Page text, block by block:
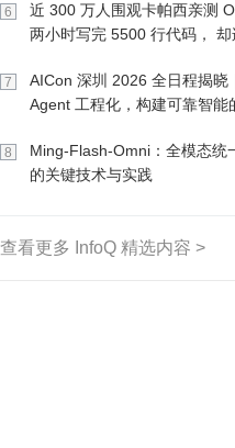
6
近 300 万人围观卡帕西亲测
两小时写完 5500 行代码， 却
7
AICon 深圳 2026 全日程揭晓
Agent 工程化，构建可靠智能
8
Ming-Flash-Omni：全模态统
的关键技术与实践
查看更多 InfoQ 精选内容 >